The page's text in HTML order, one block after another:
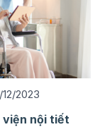
2023
viện nội tiết